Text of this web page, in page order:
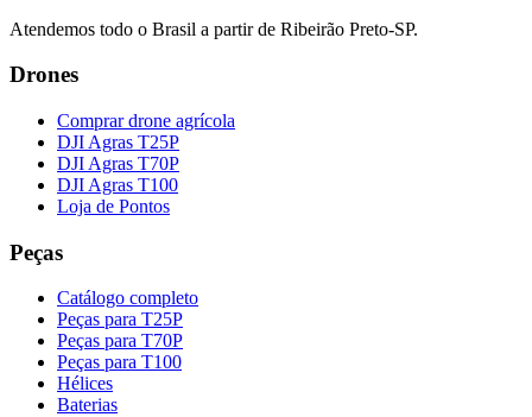
Atendemos todo o Brasil a partir de Ribeirão Preto-SP.
Drones
Comprar drone agrícola
DJI Agras T25P
DJI Agras T70P
DJI Agras T100
Loja de Pontos
Peças
Catálogo completo
Peças para T25P
Peças para T70P
Peças para T100
Hélices
Baterias